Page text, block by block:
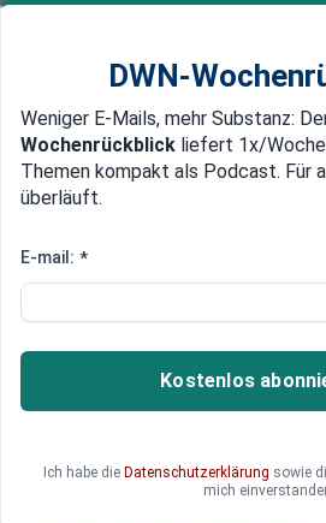
Newsticker MEIN DWN:
Edelmetalle DWN-Magazin
Südkoreaner vorweg
Bitcoin wird
Geldautomaten
Einer der weltweit führenden
DWN-
Weniger E-Mails, mehr Substanz:
Wochenrückblick liefert 1x/
Themen kompakt als Podcast. Für
überläuft.
E-mail: *
Kostenlos
Ich habe die Datenschutzerklärung sowie
mich